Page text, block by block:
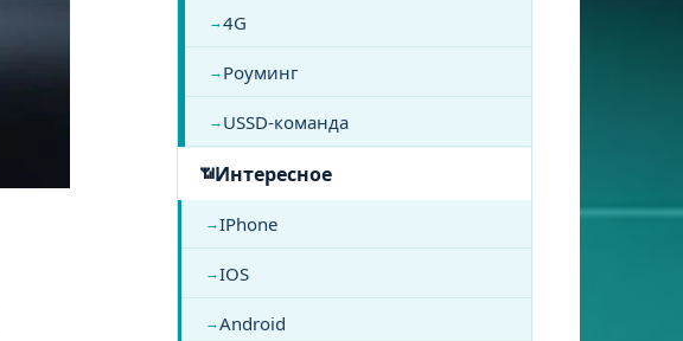
4G
Роуминг
USSD-команда
Интересное
IPhone
IOS
Android